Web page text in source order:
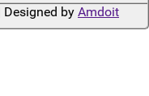
by Amdoit